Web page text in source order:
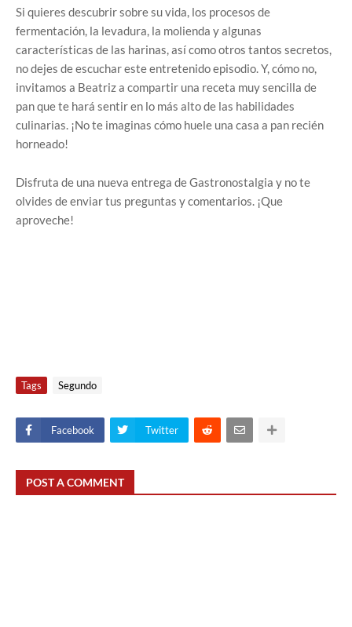
Si quieres descubrir sobre su vida, los procesos de
fermentación, la levadura, la molienda y algunas
características de las harinas, así como otros tantos secretos,
no dejes de escuchar este entretenido episodio. Y, cómo no,
invitamos a Beatriz a compartir una receta muy sencilla de
pan que te hará sentir en lo más alto de las habilidades
culinarias. ¡No te imaginas cómo huele una casa a pan recién
horneado!
Disfruta de una nueva entrega de Gastronostalgia y no te
olvides de enviar tus preguntas y comentarios. ¡Que
aproveche!
Tags Segundo
Facebook Twitter
POST A COMMENT